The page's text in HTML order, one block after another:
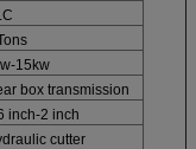
15kw
box transmission
inch-2 inch
cutter